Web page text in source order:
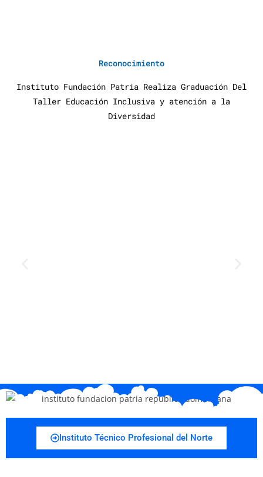
Reconocimiento
Instituto Fundación Patria Realiza Graduación Del
Taller Educación Inclusiva y atención a la
Diversidad
Instituto Técnico Profesional del Norte